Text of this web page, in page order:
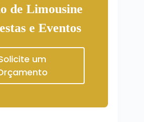
de Limousine
e Eventos
um